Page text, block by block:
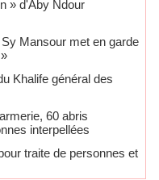
» d'Aby Ndour
Mansour met en garde
Khalife général des
60 abris
interpellées
traite de personnes et